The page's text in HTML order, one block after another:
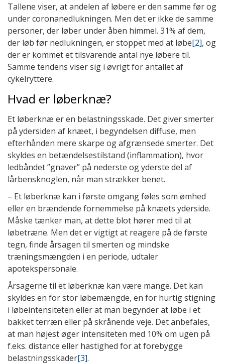
Tallene viser, at andelen af løbere er den samme før og
under coronanedlukningen. Men det er ikke de samme
personer, der løber under åben himmel. 31% af dem,
der løb før nedlukningen, er stoppet med at løbe[2], og
der er kommet et tilsvarende antal nye løbere til.
Samme tendens viser sig i øvrigt for antallet af
cykelryttere.
Hvad er løberknæ?
Et løberknæ er en belastningsskade. Det giver smerter
på ydersiden af knæet, i begyndelsen diffuse, men
efterhånden mere skarpe og afgrænsede smerter. Det
skyldes en betændelsestilstand (inflammation), hvor
ledbåndet ”gnaver” på nederste og yderste del af
lårbensknoglen, når man strækker benet.
– Et løberknæ kan i første omgang føles som ømhed
eller en brændende fornemmelse på knæets yderside.
Måske tænker man, at dette blot hører med til at
løbetræne. Men det er vigtigt at reagere på de første
tegn, finde årsagen til smerten og mindske
træningsmængden i en periode, udtaler
apotekspersonale.
Årsagerne til et løberknæ kan være mange. Det kan
skyldes en for stor løbemængde, en for hurtig stigning
i løbeintensiteten eller at man begynder at løbe i et
bakket terræn eller på skrånende veje. Det anbefales,
at man højest øger intensiteten med 10% om ugen på
f.eks. distance eller hastighed for at forebygge
belastningsskader[3].